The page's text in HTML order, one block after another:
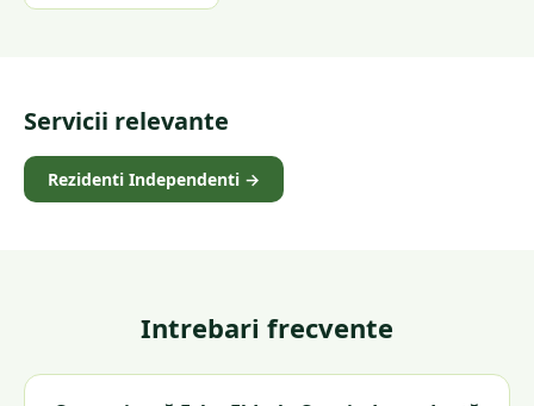
Servicii relevante
Rezidenti Independenti →
Intrebari frecvente